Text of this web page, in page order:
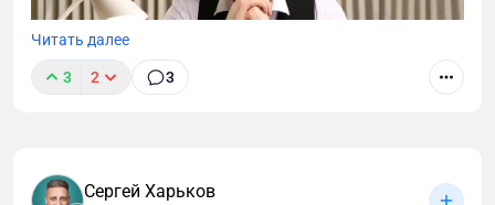
Читать далее
3 2 3
Сергей Харьков